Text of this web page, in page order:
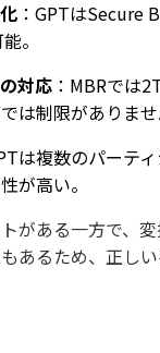
：GPTはSecure
。
対応 ：MBRでは
は制限がありませ
は複数のパーテ
が高い。
がある一方で、
あるため、正し